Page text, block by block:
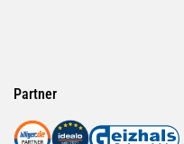
Partner